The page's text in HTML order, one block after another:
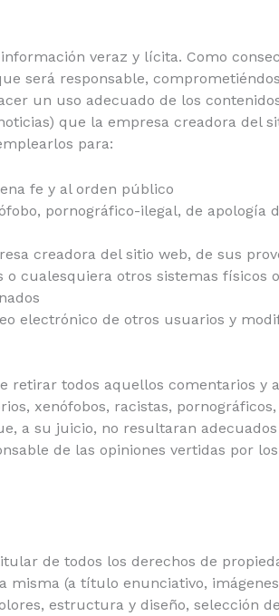
veraz y lícita. Como
será responsable,
un uso adecuado de los
que la empresa creadora del
para:
fe y al orden público
pornográfico-ilegal, de apología
creadora del sitio web, de sus
cualesquiera otros sistemas físicos
electrónico de otros usuarios y
retirar todos aquellos comentarios y
xenófobos, racistas,
a su juicio, no resultaran
de las opiniones vertidas por
titular de todos los derechos de
(a título enunciativo,
estructura y diseño, selección